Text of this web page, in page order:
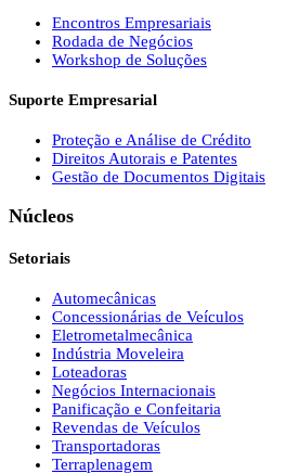
Encontros Empresariais
Rodada de Negócios
Workshop de Soluções
Suporte Empresarial
Proteção e Análise de Crédito
Direitos Autorais e Patentes
Gestão de Documentos Digitais
Núcleos
Setoriais
Automecânicas
Concessionárias de Veículos
Eletrometalmecânica
Indústria Moveleira
Loteadoras
Negócios Internacionais
Panificação e Confeitaria
Revendas de Veículos
Transportadoras
Terraplenagem